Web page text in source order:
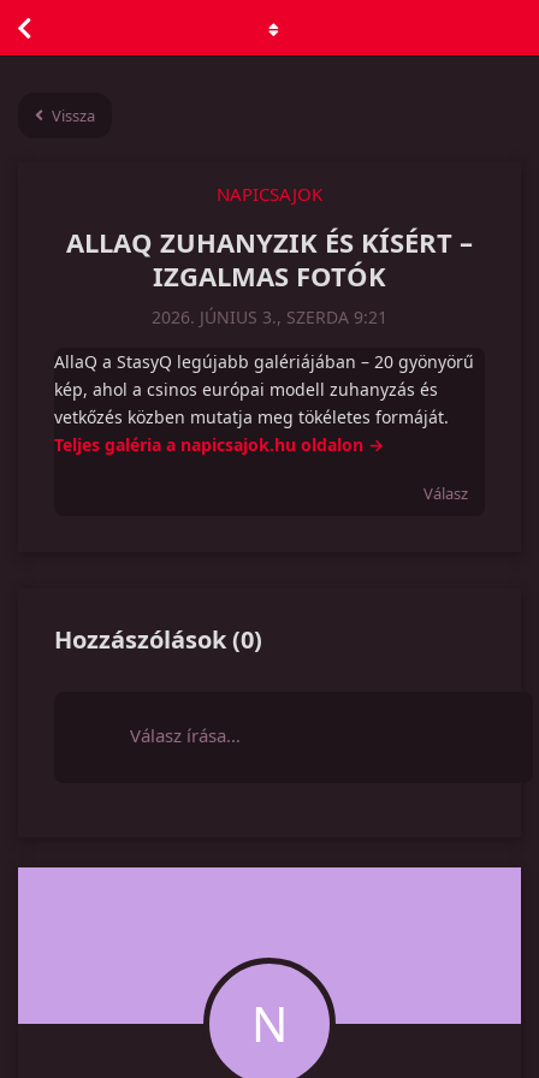
Vissza
NAPICSAJOK
ALLAQ ZUHANYZIK ÉS KÍSÉRT –
IZGALMAS FOTÓK
2026. JÚNIUS 3., SZERDA 9:21
AllaQ a StasyQ legújabb galériájában – 20 gyönyörű
kép, ahol a csinos európai modell zuhanyzás és
vetkőzés közben mutatja meg tökéletes formáját.
Teljes galéria a napicsajok.hu oldalon →
Válasz
Hozzászólások(0)
Válasz írása…
N